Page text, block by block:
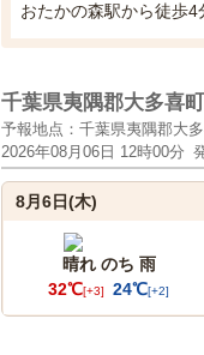
おたかの森駅から徒歩4
千葉県夷隅郡大多喜町
予報地点：千葉県夷隅郡大
2026年08月06日 12時00分
8月6日(木)
晴れ のち 雨
32℃[+3] 24℃[+2]